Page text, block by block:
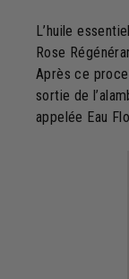
L’huile
Rose
Après ce
sortie de
appelée Eau